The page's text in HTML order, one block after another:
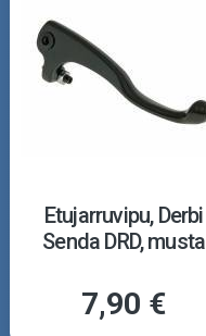
Etujarruvipu, Derbi
Senda DRD, musta
7,90 €